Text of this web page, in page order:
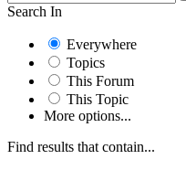
Search In
Everywhere
Topics
This Forum
This Topic
More options...
Find results that contain...